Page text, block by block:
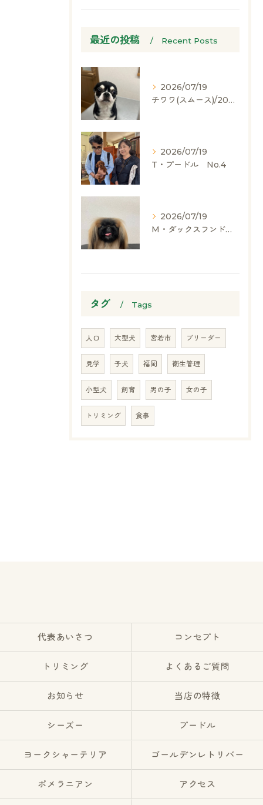
最近の投稿 Recent Posts
2026/07/19
チワワ(スムース)/2024.05.06/男の子/60,000(税別)
2026/07/19
T・プードル No.4
2026/07/19
M・ダックスフンド、ヨークシャーテリア、ペキニーズ、ポメラニアン
タグ Tags
人口 大型犬 宮若市 ブリーダー
見学 子犬 福岡 衛生管理
小型犬 飼育 男の子 女の子
トリミング 食事
代表あいさつ コンセプト
トリミング よくあるご質問
お知らせ 当店の特徴
シーズー プードル
ヨークシャーテリア ゴールデンレトリバー
ポメラニアン アクセス